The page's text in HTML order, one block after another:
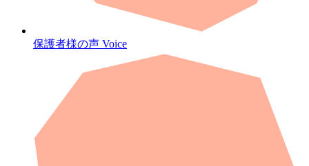
保護者様の声 Voice